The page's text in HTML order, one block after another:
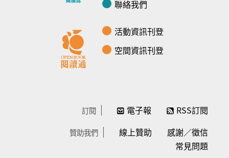
聯絡我們
活動資訊刊登
空間資訊刊登
訂閱 電子報 RSS訂閱
贊助我們 線上贊助
感謝／徵信
常見問題